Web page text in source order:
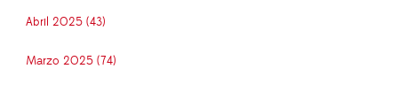
Abril 2025 (43)
Marzo 2025 (74)